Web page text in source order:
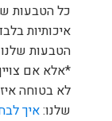
כל הטבעות
איכותיות
*אלא אם
לא בטוחה
שלנו:איך